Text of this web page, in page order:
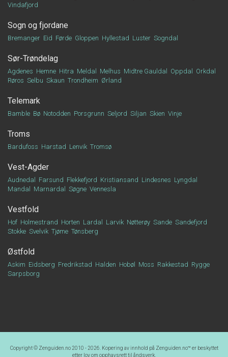
Vindafjord
Sogn og fjordane
Bremanger Eid Førde Gloppen Hyllestad Luster Sogndal
Sør-Trøndelag
Agdenes Hemne Hitra Meldal Melhus Midtre Gauldal Oppdal
Orkdal
Røros Selbu Skaun Trondheim Ørland
Telemark
Bamble Bø Notodden Porsgrunn Seljord Siljan Skien Vinje
Troms
Bardufoss Harstad Lenvik Tromsø
Vest-Agder
Audnedal Farsund Flekkefjord Kristiansand Lindesnes Lyngdal
Mandal
Marnardal Søgne Vennesla
Vestfold
Hof Holmestrand Horten Lardal Larvik Nøtterøy Sande Sandefjord
Stokke Svelvik Tjøme Tønsberg
Østfold
Askim Eidsberg Fredrikstad Halden Hobøl Moss Rakkestad Rygge
Sarpsborg
Copyright © Zenguiden.no 2010 - 2026. Kopering av innhold på Zenguiden.no™ er beskyttet
etter lov om opphavsrett til åndsverk.